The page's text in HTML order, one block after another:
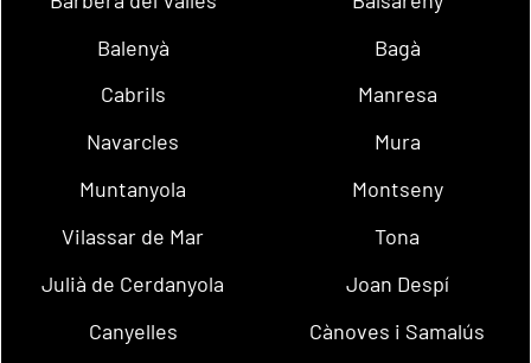
Balenyà
Bagà
Cabrils
Manresa
Navarcles
Mura
Muntanyola
Montseny
Vilassar de Mar
Tona
Julià de Cerdanyola
Joan Despí
Canyelles
Cànoves i Samalús